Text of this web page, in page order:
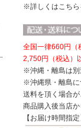
※詳しくはこちら
全国一律660円（
2,750円（税込）
※沖縄・離島は別
※沖縄県・離島に
送料を頂く場合
商品購入後当店か
【お届け時間指定